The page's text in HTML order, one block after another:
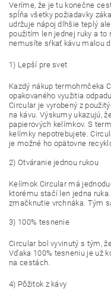
Veríme, že je tu konečne
spĺňa všetky požiadavky
udržuje nápoj dlhšie teplý
použitím len jednej ruky a to
nemusíte sŕkať kávu malou
1) Lepší pre svet
Kazdý nákup termohrnčeka
opakovaného využitia
Circular je vyrobený z
na kávu. Výskumy ukazujú,
papierových kelímkov. S
kelímky nepotrebujete.
je možné ho opätovne
2) Otváranie jednou rukou
Kelímok Circular má
ktorému stačí len jedna
zmačknutie vrchnáka. Tým
3) 100% tesnenie
Circular bol vyvinutý s tým,
Vďaka 100% tesneniu je už
na cestách.
4) Pôžitok z kávy